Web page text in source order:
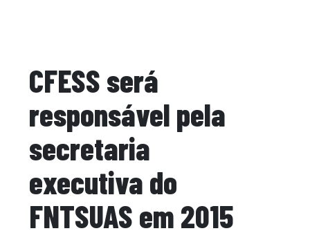
CFESS será
responsável pela
secretaria
executiva do
FNTSUAS em 2015